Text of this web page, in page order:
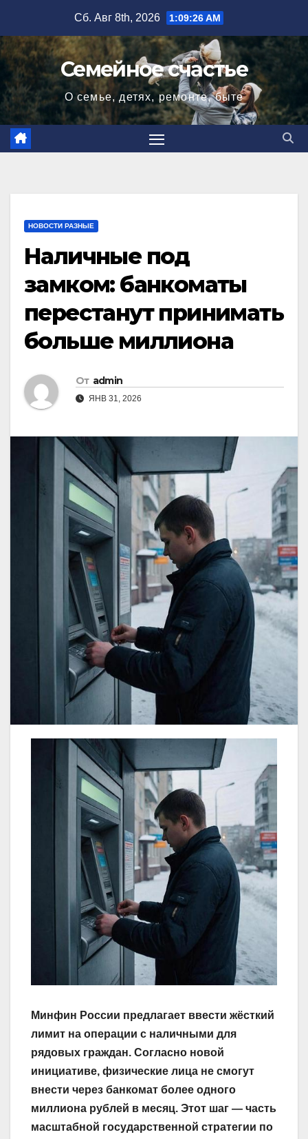
содержимому
Сб. Авг 8th, 2026 1:09:27 AM
Семейное счастье
О семье, детях, ремонте, быте
НОВОСТИ РАЗНЫЕ
Наличные под
замком: банкоматы
перестанут принимать
больше миллиона
От admin
ЯНВ 31, 2026
Минфин России предлагает ввести жёсткий
лимит на операции с наличными для
рядовых граждан. Согласно новой
инициативе, физические лица не смогут
внести через банкомат более одного
миллиона рублей в месяц. Этот шаг — часть
масштабной государственной стратегии по